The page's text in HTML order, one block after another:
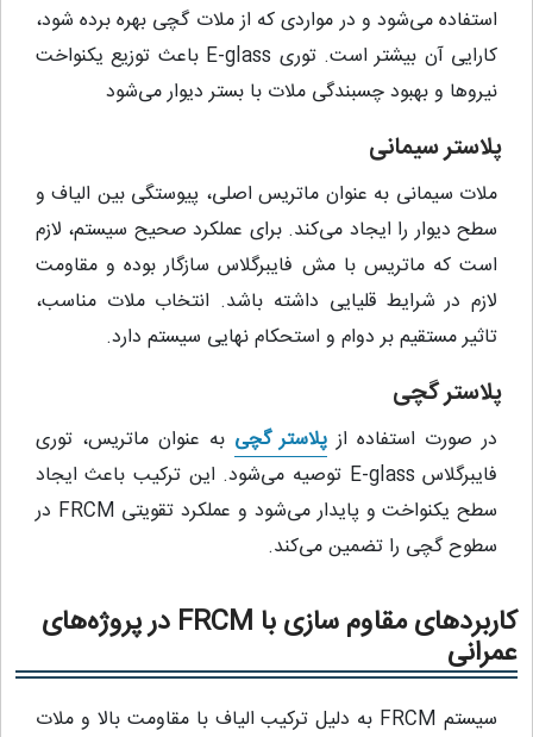
استفاده می‌شود و در مواردی که از ملات گچی بهره برده شود،
کارایی آن بیشتر است. توری E-glass باعث توزیع یکنواخت
نیروها و بهبود چسبندگی ملات با بستر دیوار می‌شود
پلاستر سیمانی
ملات سیمانی به عنوان ماتریس اصلی، پیوستگی بین الیاف و
سطح دیوار را ایجاد می‌کند. برای عملکرد صحیح سیستم، لازم
است که ماتریس با مش فایبرگلاس سازگار بوده و مقاومت
لازم در شرایط قلیایی داشته باشد. انتخاب ملات مناسب،
تاثیر مستقیم بر دوام و استحکام نهایی سیستم دارد.
پلاستر گچی
در صورت استفاده از پلاستر گچی به عنوان ماتریس، توری
فایبرگلاس E-glass توصیه می‌شود. این ترکیب باعث ایجاد
سطح یکنواخت و پایدار می‌شود و عملکرد تقویتی FRCM در
سطوح گچی را تضمین می‌کند.
کاربردهای مقاوم‌ سازی با FRCM در پروژه‌های
عمرانی
سیستم FRCM به دلیل ترکیب الیاف با مقاومت بالا و ملات